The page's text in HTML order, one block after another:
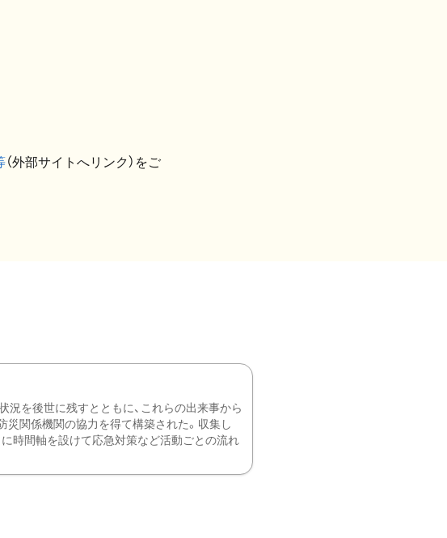
（外部サイトへリンク）をご
況を後世に残すとともに、これらの出来事から
災関係機関の協力を得て構築された。収集し
時間軸を設けて応急対策など活動ごとの流れ